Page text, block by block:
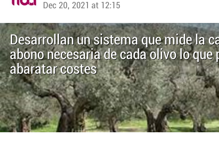
Dec 20, 2021 at 12:15
Desarrollan un sistema que mide la
abono necesaria de cada olivo lo que
abaratar costes